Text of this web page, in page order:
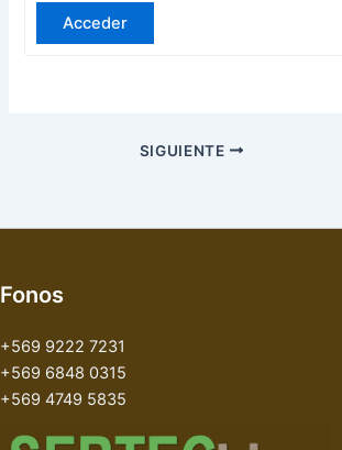
Acceder
SIGUIENTE
Fonos
+569 9222 7231
+569 6848 0315
+569 4749 5835